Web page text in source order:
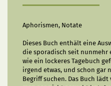
Aphorismen, Notate
Dieses Buch enthält eine
die sporadisch seit nunmehr
wie ein lockeres Tagebuch
irgend etwas, und schon gar
Begriff suchen. Das Buch